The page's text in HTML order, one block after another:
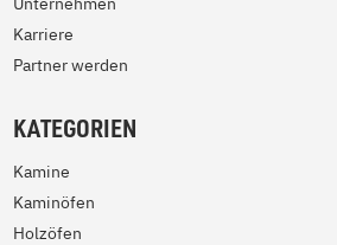
Karriere
Partner werden
KATEGORIEN
Kamine
Kaminöfen
Holzöfen